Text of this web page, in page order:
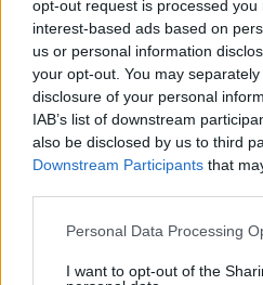
opt-out request is processed you
interest-based ads based on
us or personal information
your opt-out. You may
disclosure of your personal
IAB’s list of downstream
also be disclosed by us to third
Downstream Participants that
Personal Data Processing
I want to opt-out of the
megtakarítást jelenthet a
kamathoz képest. De arról sem
RSM BLOG
2026-os nyári
ez még csak a kezdet
Az Országgyűlés 2026. július
Helyreállítási és
A városok egyik legjobb
legtöbb helyen még mindig